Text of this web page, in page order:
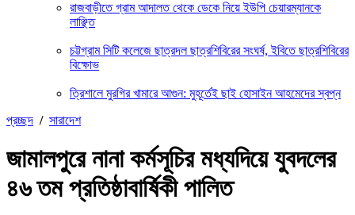
রাজবাড়ীতে গ্রাম আদালত থেকে ডেকে নিয়ে ইউপি চেয়ারম্যানকে
লাঞ্ছিত
চট্টগ্রাম সিটি কলেজে ছাত্রদল ছাত্রশিবিরের সংঘর্ষ, ইবিতে ছাত্রশিবিরের
বিক্ষোভ
ত্রিশালে মুরগির খামারে আগুন: মুহূর্তেই ছাই হোসাইন আহমেদের স্বপ্ন
প্রচ্ছদ / সারাদেশ
জামালপুরে নানা কর্মসূচির মধ্যদিয়ে যুবদলের
৪৬ তম প্রতিষ্ঠাবার্ষিকী পালিত